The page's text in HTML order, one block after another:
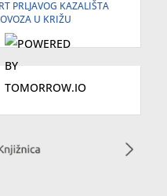
PRLJAVOG KAZALIŠTA
U KRIŽU